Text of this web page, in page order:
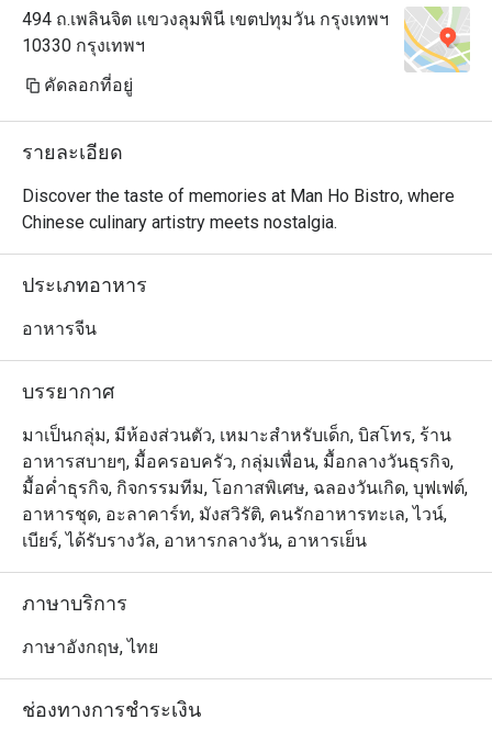
494 ถ.เพลินจิต แขวงลุมพินี เขตปทุมวัน กรุงเทพฯ
10330 กรุงเทพฯ
คัดลอกที่อยู่
รายละเอียด
Discover the taste of memories at Man Ho Bistro, where
Chinese culinary artistry meets nostalgia.
ประเภทอาหาร
อาหารจีน
บรรยากาศ
มาเป็นกลุ่ม, มีห้องส่วนตัว, เหมาะสำหรับเด็ก, บิสโทร, ร้าน
อาหารสบายๆ, มื้อครอบครัว, กลุ่มเพื่อน, มื้อกลางวันธุรกิจ,
มื้อค่ำธุรกิจ, กิจกรรมทีม, โอกาสพิเศษ, ฉลองวันเกิด, บุฟเฟต์,
อาหารชุด, อะลาคาร์ท, มังสวิรัติ, คนรักอาหารทะเล, ไวน์,
เบียร์, ได้รับรางวัล, อาหารกลางวัน, อาหารเย็น
ภาษาบริการ
ภาษาอังกฤษ, ไทย
ช่องทางการชำระเงิน